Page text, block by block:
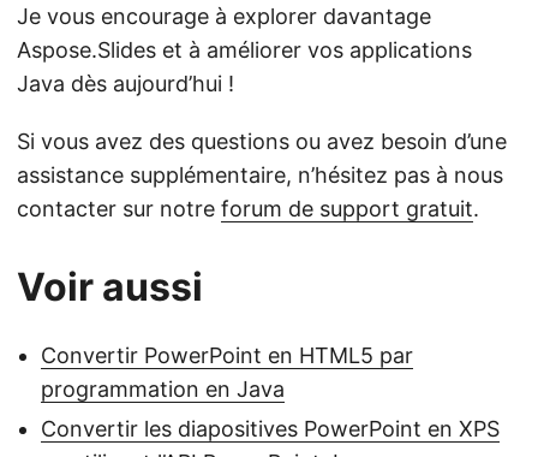
Je vous encourage à explorer davantage
Aspose.Slides et à améliorer vos applications
Java dès aujourd’hui !
Si vous avez des questions ou avez besoin d’une
assistance supplémentaire, n’hésitez pas à nous
contacter sur notre forum de support gratuit.
Voir aussi
Convertir PowerPoint en HTML5 par
programmation en Java
Convertir les diapositives PowerPoint en XPS